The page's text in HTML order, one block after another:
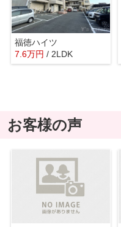
福徳ハイツ
7.6万円 / 2LDK
お客様の声